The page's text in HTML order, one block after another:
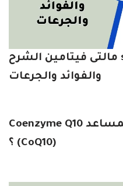
سوبرافيت supravit مالتى فيتامين الشرح
والفوائد والجرعات
ما هي فوائد الإنزيم المساعد Coenzyme Q10
(CoQ10) ؟